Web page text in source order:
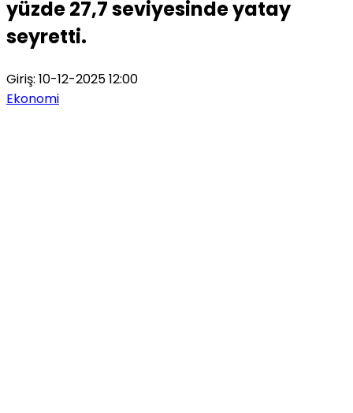
yüzde 27,7 seviyesinde yatay
seyretti.
Giriş: 10-12-2025 12:00
Ekonomi